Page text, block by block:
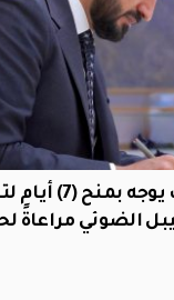
وزير الاتصالات يوجه
الضوئي مراعاةً